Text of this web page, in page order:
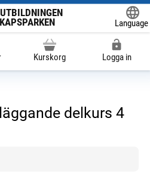
Language
Kurskorg Logga in
delkurs 4